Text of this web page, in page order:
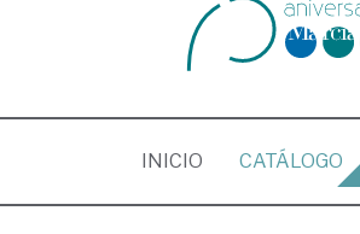
INICIO (CURRENT)
CATÁLOGO